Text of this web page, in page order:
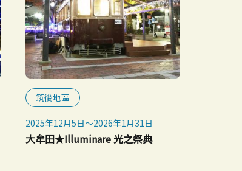
筑後地區
2025年12月5日～2026年1月31日
大牟田★Illuminare 光之祭典